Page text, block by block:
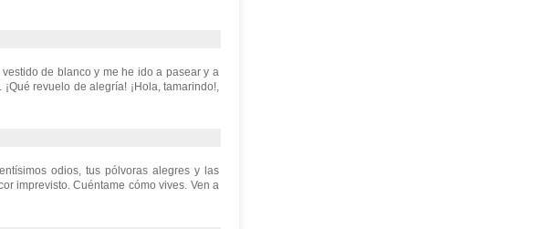
de blanco y me he ido a pasear y a
revuelo de alegría! ¡Hola, tamarindo!,
odios, tus pólvoras alegres y las
imprevisto. Cuéntame cómo vives. Ven a